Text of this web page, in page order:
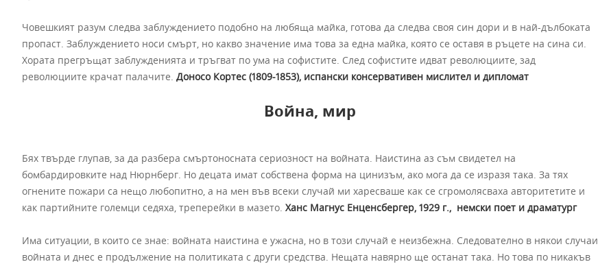
Човешкият разум следва заблуждението подобно на любяща майка, готова да следва своя син дори и в най-дълбоката
пропаст. Заблуждението носи смърт, но какво значение има това за една майка, която се оставя в ръцете на сина си.
Хората прегръщат заблужденията и тръгват по ума на софистите. След софистите идват революциите, зад
революциите крачат палачите. Доносо Кортес (1809-1853), испански консервативен мислител и дипломат
Война, мир
Бях твърде глупав, за да разбера смъртоносната сериозност на войната. Наистина аз съм свидетел на
бомбардировките над Нюрнберг. Но децата имат собствена форма на цинизъм, ако мога да се изразя така. За тях
огнените пожари са нещо любопитно, а на мен във всеки случай ми харесваше как се сгромолясваха авторитетите и
как партийните големци седяха, треперейки в мазето. Ханс Магнус Енценсбергер, 1929 г., немски поет и драматург
Има ситуации, в които се знае: войната наистина е ужасна, но в този случай е неизбежна. Следователно в някои случаи
войната и днес е продължение на политиката с други средства. Нещата навярно ще останат така. Но това по никакъв